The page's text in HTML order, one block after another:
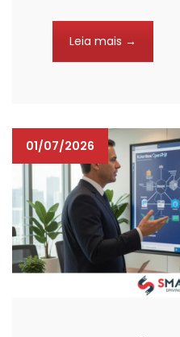
Leia mais →
01/07/2026